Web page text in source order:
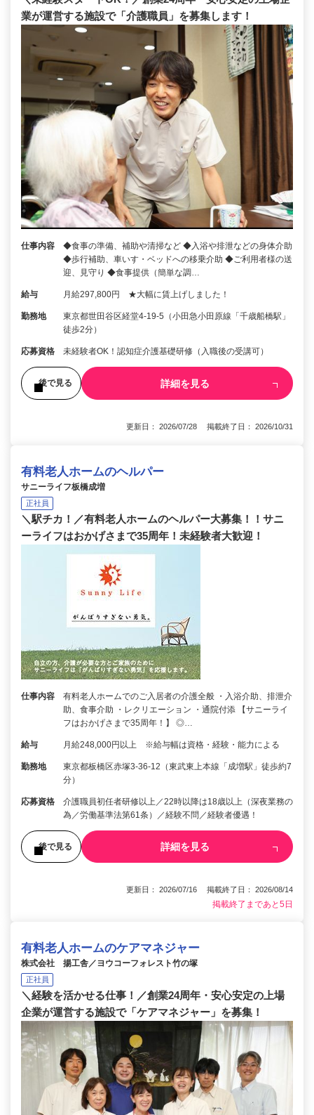
業が運営する施設で「介護職員」を募集します！
仕事内容
◆食事の準備、補助や清掃など ◆入浴や排泄などの身体介助
◆歩行補助、車いす・ベッドへの移乗介助 ◆ご利用者様の送
迎、見守り ◆食事提供（簡単な調…
給与 月給297,800円 ★大幅に賃上げしました！
勤務地
東京都世田谷区経堂4-19-5（小田急小田原線「千歳船橋駅」
徒歩2分）
応募資格 未経験者OK！認知症介護基礎研修（入職後の受講可）
後で見る 詳細を見る
更新日： 2026/07/28 掲載終了日： 2026/10/31
有料老人ホームのヘルパー
サニーライフ板橋成増
正社員
＼駅チカ！／有料老人ホームのヘルパー大募集！！サニ
ーライフはおかげさまで35周年！未経験者大歓迎！
仕事内容
有料老人ホームでのご入居者の介護全般 ・入浴介助、排泄介
助、食事介助 ・レクリエーション ・通院付添 【サニーライ
フはおかげさまで35周年！】 ◎…
給与 月給248,000円以上 ※給与幅は資格・経験・能力による
勤務地
東京都板橋区赤塚3-36-12（東武東上本線「成増駅」徒歩約7
分）
応募資格
介護職員初任者研修以上／22時以降は18歳以上（深夜業務の
為／労働基準法第61条）／経験不問／経験者優遇！
後で見る 詳細を見る
更新日： 2026/07/16 掲載終了日： 2026/08/14
掲載終了まであと5日
有料老人ホームのケアマネジャー
株式会社 揚工舎／ヨウコーフォレスト竹の塚
正社員
＼経験を活かせる仕事！／創業24周年・安心安定の上場
企業が運営する施設で「ケアマネジャー」を募集！